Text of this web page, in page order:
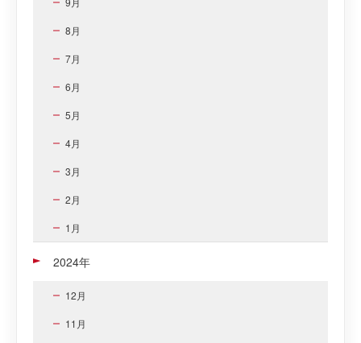
8月
7月
6月
5月
4月
3月
2月
1月
2024年
12月
11月